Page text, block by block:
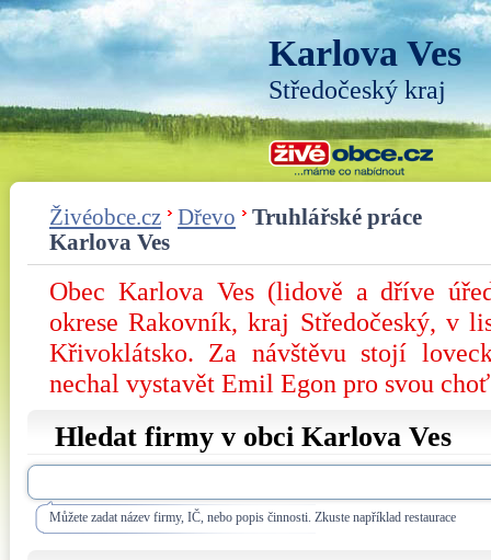
Karlova Ves
Středočeský kraj
Živéobce.cz Dřevo
Truhlářské práce
Karlova Ves
Obec Karlova Ves (lidově a dříve
okrese Rakovník, kraj Středočeský, v
Křivoklátsko. Za návštěvu stojí
nechal vystavět Emil Egon pro svou
Hledat firmy v obci Karlova Ves
Můžete zadat název firmy, IČ, nebo popis činnosti. Zkuste například restaurace